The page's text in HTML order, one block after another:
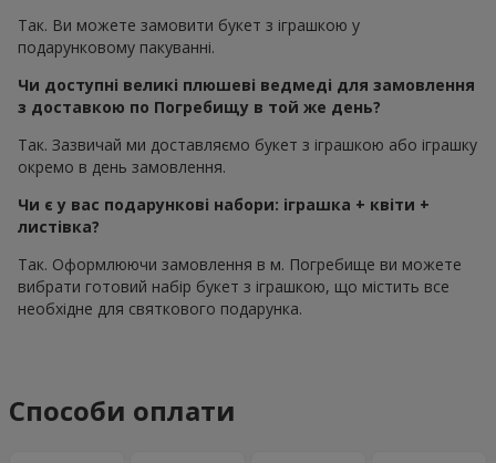
Так. Ви можете замовити букет з іграшкою у
подарунковому пакуванні.
Чи доступні великі плюшеві ведмеді для замовлення
з доставкою по Погребищу в той же день?
Так. Зазвичай ми доставляємо букет з іграшкою або іграшку
окремо в день замовлення.
Чи є у вас подарункові набори: іграшка + квіти +
листівка?
Так. Оформлюючи замовлення в м. Погребище ви можете
вибрати готовий набір букет з іграшкою, що містить все
необхідне для святкового подарунка.
Способи оплати